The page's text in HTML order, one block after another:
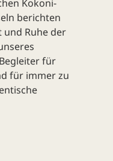
Kokoni-
berichten
und Ruhe der
für
für immer zu